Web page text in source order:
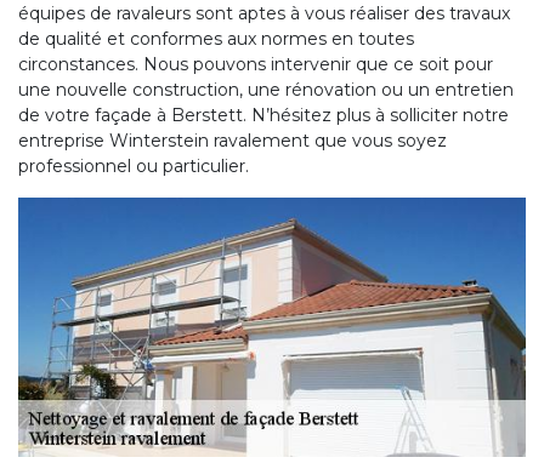
équipes de ravaleurs sont aptes à vous réaliser des travaux
de qualité et conformes aux normes en toutes
circonstances. Nous pouvons intervenir que ce soit pour
une nouvelle construction, une rénovation ou un entretien
de votre façade à Berstett. N’hésitez plus à solliciter notre
entreprise Winterstein ravalement que vous soyez
professionnel ou particulier.